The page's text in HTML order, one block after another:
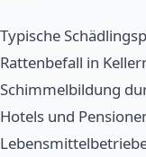
Typische
Rattenbefall in
Schimmelbildung
Hotels und